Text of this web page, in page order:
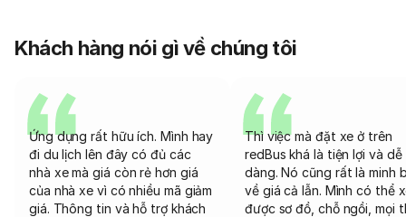
Khách hàng nói gì về chúng tôi
Ứng dụng rất hữu ích. Mình hay
đi du lịch lên đây có đủ các
nhà xe mà giá còn rẻ hơn giá
của nhà xe vì có nhiều mã giảm
giá. Thông tin và hỗ trợ khách
Thì việc mà đặt xe ở trên
redBus khá là tiện lợi và dễ
dàng. Nó cũng rất là minh
về giá cả lẫn. Mình có thể
được sơ đồ, chỗ ngồi, mọi